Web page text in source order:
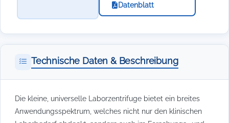
Datenblatt
Technische Daten & Beschreibung
Die kleine, universelle Laborzentrifuge bietet ein breites
Anwendungsspektrum, welches nicht nur den klinischen